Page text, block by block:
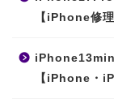
【iPhone修
【iPhone・